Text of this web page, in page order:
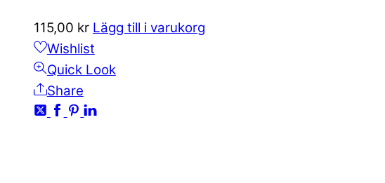
115,00 kr Lägg till i varukorg
Wishlist
Quick Look
Share